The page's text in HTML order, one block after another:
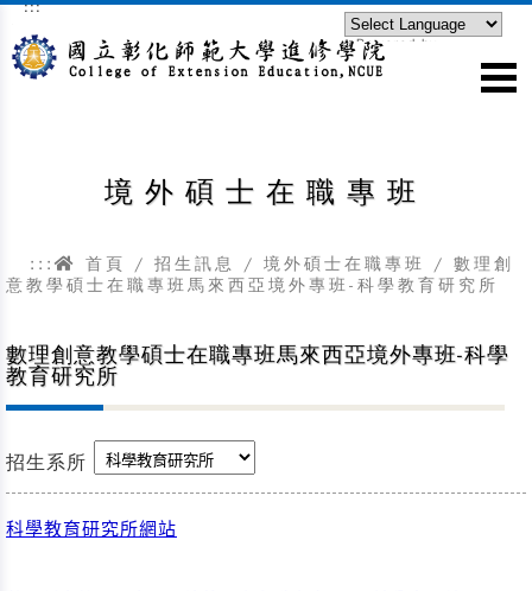
跳到主要內容區塊
:::
Powered by
境外碩士在職專班
::: 首頁 / 招生訊息 / 境外碩士在職專班
/ 數理創
意教學碩士在職專班馬來西亞境外專班-科學教育研究所
數理創意教學碩士在職專班馬來西亞境外專班-科學
教育研究所
招生系所
科學教育研究所網站